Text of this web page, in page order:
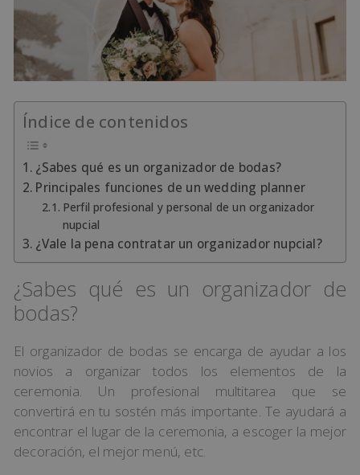
Índice de contenidos
¿Sabes qué es un organizador de bodas?
Principales funciones de un wedding planner
Perfil profesional y personal de un organizador
nupcial
¿Vale la pena contratar un organizador nupcial?
¿Sabes qué es un organizador de
bodas?
El organizador de bodas se encarga de ayudar a los
novios a organizar todos los elementos de la
ceremonia. Un profesional multitarea que se
convertirá en tu sostén más importante. Te ayudará a
encontrar el lugar de la ceremonia, a escoger la mejor
decoración, el mejor menú, etc.